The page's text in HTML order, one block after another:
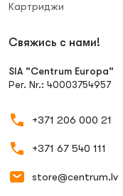
Картриджи
Свяжись с нами!
SIA "Centrum Europa"
Рег. Nr.: 40003754957
+371 206 000 21
+371 67 540 111
store@centrum.lv